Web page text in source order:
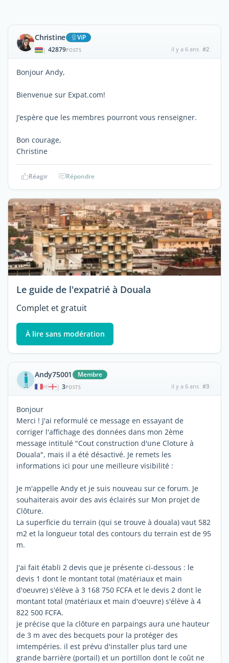
Christine ViP
| 42879POSTS il y a 6 ans #2
Bonjour Andy,
Bienvenue sur Expat.com!
J’espère que les membres pourront vous renseigner.
Bon courage,
Christine
Réagir Répondre
Le guide de l'expatrié à Douala
Complet et gratuit
À lire sans modération
Andy75001 Membre
| 3POSTS il y a 6 ans #3
Bonjour
Merci ! J'ai reformulé ce message en essayant de
corriger l'affichage des données dans mon 2ème
message intitulé "Cout construction d'une Cloture à
Douala", mais il a été désactivé. Je remets les
informations ici pour une meilleure visibilité :
Je m'appelle Andy et je suis nouveau sur ce forum. Je
souhaiterais avoir des avis éclairés sur Mon projet de
Clôture.
La superficie du terrain (qui se trouve à douala) vaut 582
m2 et la longueur total des contours du terrain est de 95
m.
J'ai fait établi 2 devis que je présente ci-dessous : le
devis 1 dont le montant total (matériaux et main
d'oeuvre) s'élève à 3 168 750 FCFA et le devis 2 dont le
montant total (matériaux et main d'oeuvre) s'élève à 4
822 500 FCFA.
je précise que la clôture en parpaings aura une hauteur
de 3 m avec des becquets pour la protéger des
imtempéries. il est prévu d'installer plus tard une
grande barrière (portail) et un portillon dont le coût ne